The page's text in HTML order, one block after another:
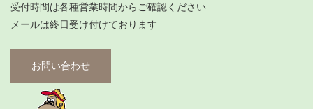
受付時間は各種営業時間からご確認ください
メールは終日受け付けております
お問い合わせ